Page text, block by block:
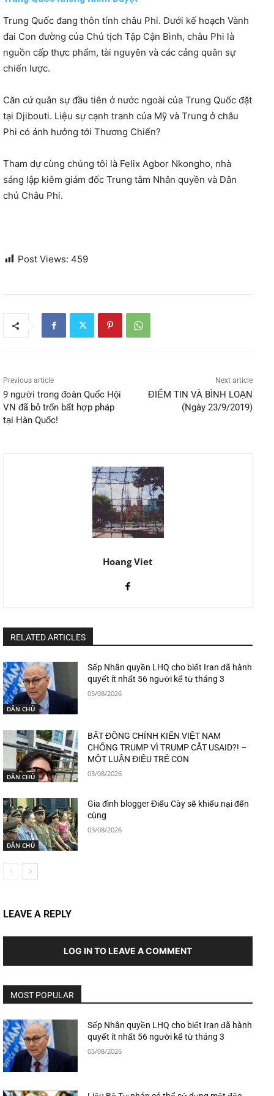
Trung Quốc đang thôn tính châu Phi. Dưới kế hoạch Vành
đai Con đường của Chủ tịch Tập Cận Bình, châu Phi là
nguồn cấp thực phẩm, tài nguyên và các cảng quân sự
chiến lược.
Căn cứ quân sự đầu tiên ở nước ngoài của Trung Quốc đặt
tại Djibouti. Liệu sự cạnh tranh của Mỹ và Trung ở châu
Phi có ảnh hưởng tới Thương Chiến?
Tham dự cùng chúng tôi là Felix Agbor Nkongho, nhà
sáng lập kiêm giám đốc Trung tâm Nhân quyền và Dân
chủ Châu Phi.
Post Views: 459
Previous article
9 người trong đoàn Quốc Hội
VN đã bỏ trốn bất hợp pháp
tại Hàn Quốc!
Next article
ĐIỂM TIN VÀ BÌNH LOẠN
(Ngày 23/9/2019)
Hoang Viet
RELATED ARTICLES
DÂN CHỦ
Sếp Nhân quyền LHQ cho biết Iran đã hành
quyết ít nhất 56 người kể từ tháng 3
05/08/2026
DÂN CHỦ
BẤT ĐỒNG CHÍNH KIẾN VIỆT NAM
CHỐNG TRUMP VÌ TRUMP CẮT USAID?! –
MỘT LUẬN ĐIỆU TRẺ CON
03/08/2026
DÂN CHỦ
Gia đình blogger Điếu Cày sẽ khiếu nại đến
cùng
03/08/2026
LEAVE A REPLY
LOG IN TO LEAVE A COMMENT
MOST POPULAR
Sếp Nhân quyền LHQ cho biết Iran đã hành
quyết ít nhất 56 người kể từ tháng 3
05/08/2026